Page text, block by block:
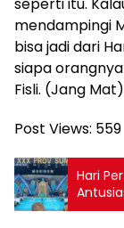
mendampingi
bisa jadi dari
siapa
Fisli. (Jang Mat)
Post Views: 559
Hari